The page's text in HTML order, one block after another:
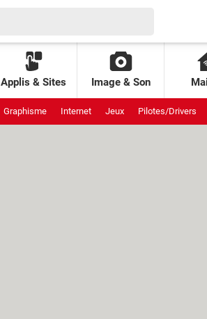
Applis & Sites Image & Son
Graphisme Internet Jeux Pilotes/Drivers